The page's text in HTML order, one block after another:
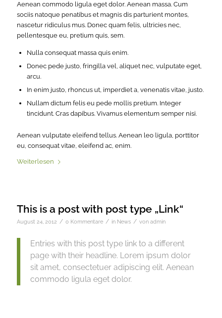
Aenean commodo ligula eget dolor. Aenean massa. Cum
sociis natoque penatibus et magnis dis parturient montes,
nascetur ridiculus mus. Donec quam felis, ultricies nec,
pellentesque eu, pretium quis, sem.
Nulla consequat massa quis enim.
Donec pede justo, fringilla vel, aliquet nec, vulputate eget,
arcu.
In enim justo, rhoncus ut, imperdiet a, venenatis vitae, justo.
Nullam dictum felis eu pede mollis pretium. Integer
tincidunt. Cras dapibus. Vivamus elementum semper nisi.
Aenean vulputate eleifend tellus. Aenean leo ligula, porttitor
eu, consequat vitae, eleifend ac, enim.
Weiterlesen
This is a post with post type „Link“
August 24, 2012 / 0 Kommentare / in News / von admin
Entries with this post type link to a different
page with their headline. Lorem ipsum dolor
sit amet, consectetuer adipiscing elit. Aenean
commodo ligula eget dolor.